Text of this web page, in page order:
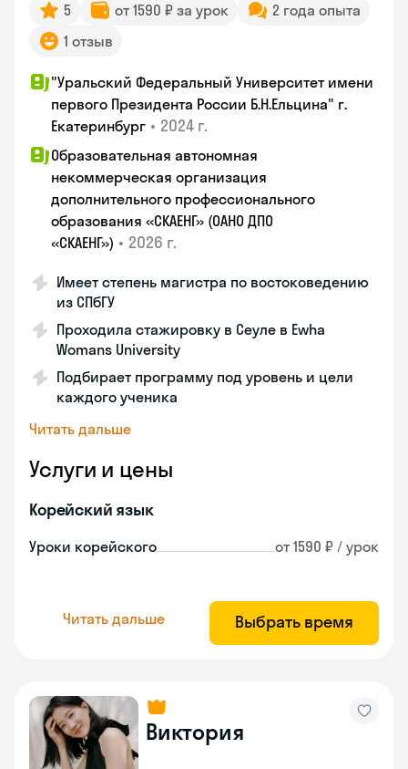
5 от 1590 ₽ за урок
2 года опыта
1 отзыв
"Уральский Федеральный Университет имени
первого Президента России Б.Н.Ельцина" г.
Екатеринбург • 2024 г.
Образовательная автономная
некоммерческая организация
дополнительного профессионального
образования «СКАЕНГ» (ОАНО ДПО
«СКАЕНГ») • 2026 г.
Имеет степень магистра по востоковедению
из СПбГУ
Проходила стажировку в Сеуле в Ewha
Womans University
Подбирает программу под уровень и цели
каждого ученика
Читать дальше
Услуги и цены
Корейский язык
Уроки корейского от 1590 ₽ / урок
Читать дальше Выбрать время
Виктория